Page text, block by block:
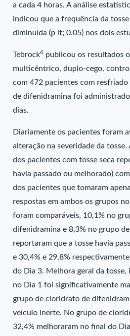
a cada 4 horas. A análise
indicou que a frequência da
diminuída (p lt; 0.05) nos dois
Tebrock6 publicou os resultados
multicêntrico, duplo-cego,
com 472 pacientes com
de difenidramina foi
dias.
Diariamente os pacientes foram
alteração na severidade da tosse.
dos pacientes com tosse seca
havia passado ou melhorado)
dos pacientes que tomaram
respostas em ambos os grupos
foram comparáveis, 10,1% no
difenidramina e 8,3% no grupo
reportaram que a tosse havia
e 30,4% e 29,8%
do Dia 3. Melhora geral da
no Dia 1 foi significativamente
grupo de cloridrato de
veículo inerte. No grupo de
32,4% melhoraram no final do